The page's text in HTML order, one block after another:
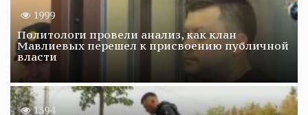
1999
Политологи провели анализ, как клан
Мавлиевых перешел к присвоению публичной
власти
1394